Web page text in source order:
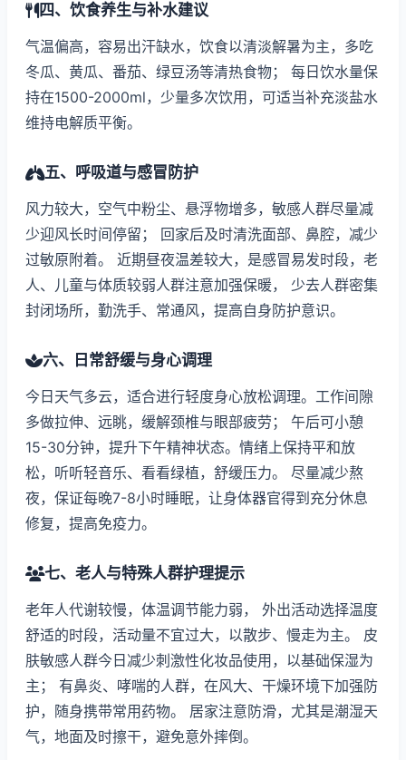
四、饮食养生与补水建议
气温偏高，容易出汗缺水，饮食以清淡解暑为主，多吃
冬瓜、黄瓜、番茄、绿豆汤等清热食物； 每日饮水量保
持在1500-2000ml，少量多次饮用，可适当补充淡盐水
维持电解质平衡。
五、呼吸道与感冒防护
风力较大，空气中粉尘、悬浮物增多，敏感人群尽量减
少迎风长时间停留； 回家后及时清洗面部、鼻腔，减少
过敏原附着。 近期昼夜温差较大，是感冒易发时段，老
人、儿童与体质较弱人群注意加强保暖， 少去人群密集
封闭场所，勤洗手、常通风，提高自身防护意识。
六、日常舒缓与身心调理
今日天气多云，适合进行轻度身心放松调理。工作间隙
多做拉伸、远眺，缓解颈椎与眼部疲劳； 午后可小憩
15-30分钟，提升下午精神状态。情绪上保持平和放
松，听听轻音乐、看看绿植，舒缓压力。 尽量减少熬
夜，保证每晚7-8小时睡眠，让身体器官得到充分休息
修复，提高免疫力。
七、老人与特殊人群护理提示
老年人代谢较慢，体温调节能力弱， 外出活动选择温度
舒适的时段，活动量不宜过大，以散步、慢走为主。 皮
肤敏感人群今日减少刺激性化妆品使用，以基础保湿为
主； 有鼻炎、哮喘的人群，在风大、干燥环境下加强防
护，随身携带常用药物。 居家注意防滑，尤其是潮湿天
气，地面及时擦干，避免意外摔倒。